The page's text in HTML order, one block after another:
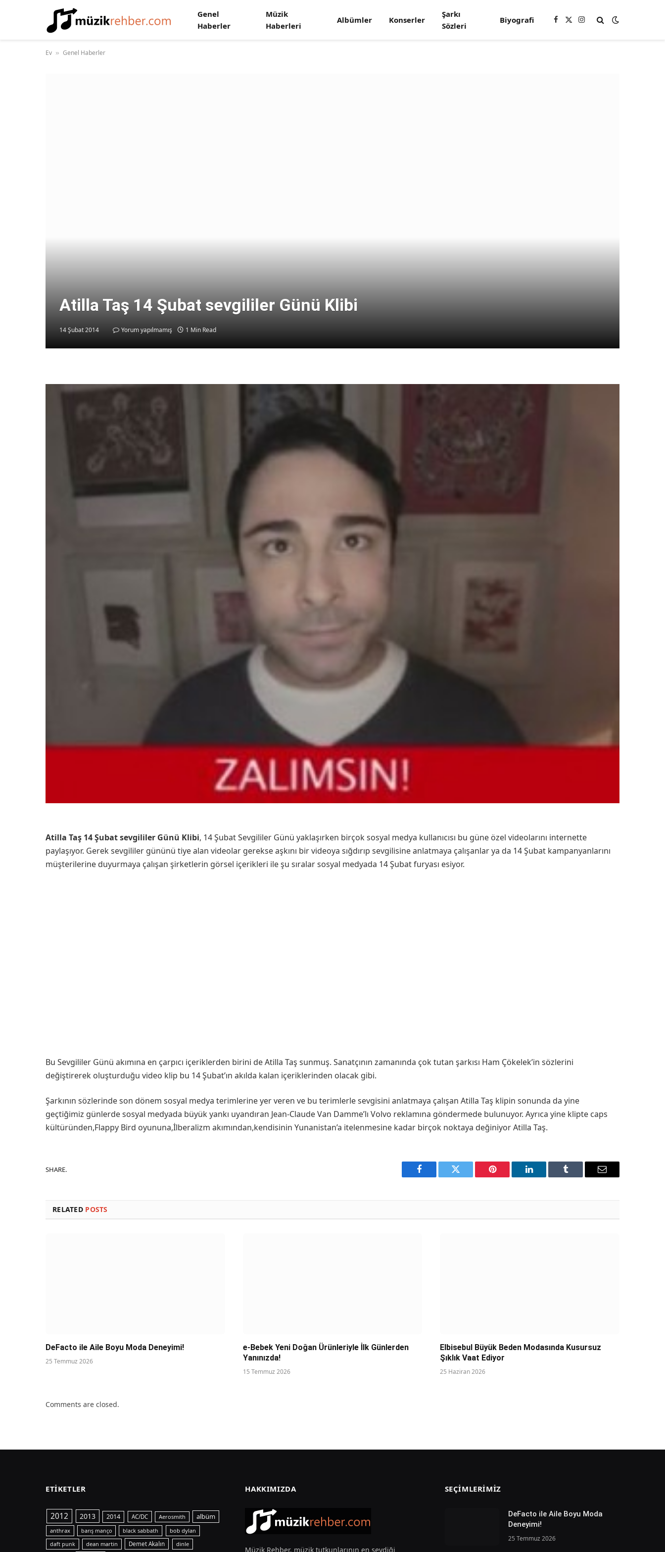
Genel
Haberler
Müzik
Haberleri
Albümler Konserler
Şarkı
Sözleri
Biyografi Facebook
X
Instagram
Ev » Genel Haberler
Atilla Taş 14 Şubat sevgililer Günü Klibi
14 Şubat 2014 Yorum yapılmamış 1 Min Read
Atilla Taş 14 Şubat sevgililer Günü Klibi, 14 Şubat Sevgililer Günü yaklaşırken birçok sosyal medya kullanıcısı bu güne özel videolarını internette
paylaşıyor. Gerek sevgililer gününü tiye alan videolar gerekse aşkını bir videoya sığdırıp sevgilisine anlatmaya çalışanlar ya da 14 Şubat kampanyanlarını
müşterilerine duyurmaya çalışan şirketlerin görsel içerikleri ile şu sıralar sosyal medyada 14 Şubat furyası esiyor.
Bu Sevgililer Günü akımına en çarpıcı içeriklerden birini de Atilla Taş sunmuş. Sanatçının zamanında çok tutan şarkısı Ham Çökelek’in sözlerini
değiştirerek oluşturduğu video klip bu 14 Şubat’ın akılda kalan içeriklerinden olacak gibi.
Şarkının sözlerinde son dönem sosyal medya terimlerine yer veren ve bu terimlerle sevgisini anlatmaya çalışan Atilla Taş klipin sonunda da yine
geçtiğimiz günlerde sosyal medyada büyük yankı uyandıran Jean-Claude Van Damme’lı Volvo reklamına göndermede bulunuyor. Ayrıca yine klipte caps
kültüründen,Flappy Bird oyununa,İlberalizm akımından,kendisinin Yunanistan’a itelenmesine kadar birçok noktaya değiniyor Atilla Taş.
SHARE.
Facebook Twitter Pinterest LinkedIn Tumblr Email
RELATED POSTS
DeFacto ile Aile Boyu Moda Deneyimi!
25 Temmuz 2026
e-Bebek Yeni Doğan Ürünleriyle İlk Günlerden
Yanınızda!
15 Temmuz 2026
Elbisebul Büyük Beden Modasında Kusursuz
Şıklık Vaat Ediyor
25 Haziran 2026
Comments are closed.
ETIKETLER
2012 2013 2014 AC/DC Aerosmith albüm
anthrax barış manço black sabbath bob dylan
daft punk dean martin Demet Akalın dinle
HAKKIMIZDA
Müzik Rehber, müzik tutkunlarının en sevdiği
SEÇIMLERIMIZ
DeFacto ile Aile Boyu Moda
Deneyimi!
25 Temmuz 2026